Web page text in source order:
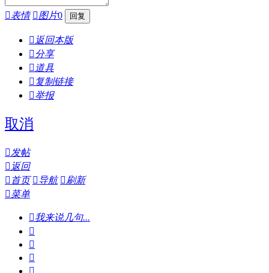
表情 图片0
 返回本版
分享
 道具
 复制链接
举报
取消
发帖
 返回
 首页 导航 刷新
菜单
我来说几句...



